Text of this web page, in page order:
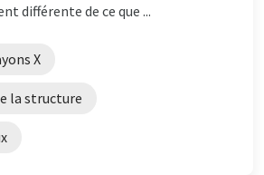
différente de ce que ...
X
la structure